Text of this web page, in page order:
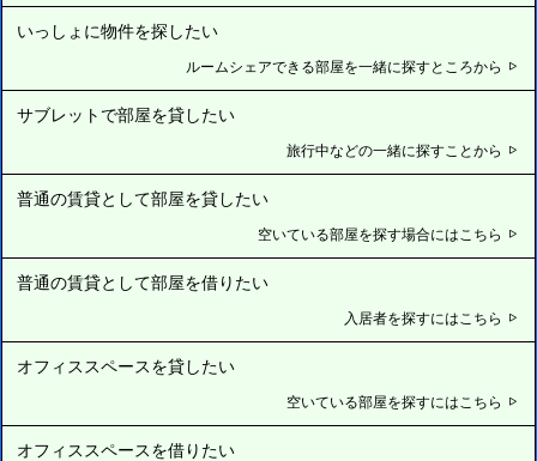
いっしょに物件を探したい
ルームシェアできる部屋を一緒に探すところから
サブレットで部屋を貸したい
旅行中などの一緒に探すことから
普通の賃貸として部屋を貸したい
空いている部屋を探す場合にはこちら
普通の賃貸として部屋を借りたい
入居者を探すにはこちら
オフィススペースを貸したい
空いている部屋を探すにはこちら
オフィススペースを借りたい